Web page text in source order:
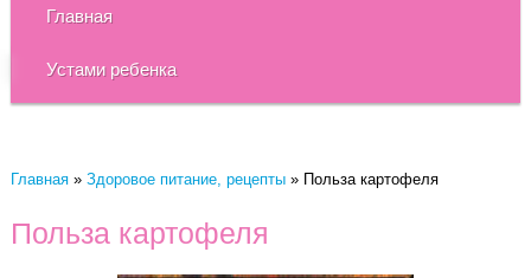
Главная
Устами ребенка
Главная» Здоровое питание, рецепты» Польза картофеля
Польза картофеля